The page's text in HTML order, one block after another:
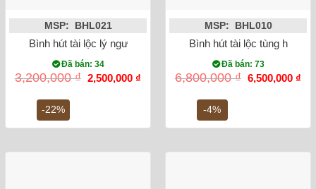
-22%
MSP: BHL021
Bình hút tài lộc lý ngư vọng nguyệt 25cm
Đã bán: 34
3,200,000₫ Giá
gốc
2,500,000 ₫
2,500,000 ₫.
-4%
MSP: BHL010
Bình hút tài lộc tùng hạc
Đã bán: 73
6,800,000₫ Giá
gốc
6,500,000 ₫